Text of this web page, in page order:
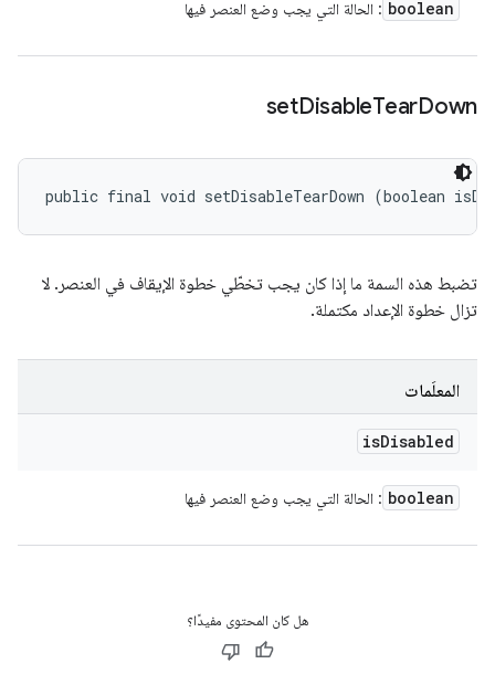
boolean : الحالة التي يجب وضع العنصر فيها
setDisableTearDown
public final void setDisableTearDown (boolean
تضبط هذه السمة ما إذا كان يجب تخطّي خطوة الإيقاف في العنصر. لا
تزال خطوة الإعداد مكتملة.
المعلَمات
isDisabled
boolean : الحالة التي يجب وضع العنصر فيها
هل كان المحتوى مفيدًا؟